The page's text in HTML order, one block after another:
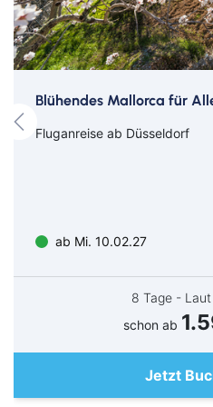
Suchen & Buchen
Entfernungen
oder 12-15 Min mit dem ÖPNV
Veranstaltungshinweise
Blühendes Mallorca für
Fluganreise ab Düsseldorf
ab Mi. 10.02.27
8 Tage -
schon ab
Jetzt